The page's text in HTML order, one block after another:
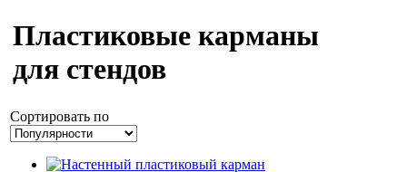
Пластиковые карманы
для стендов
Сортировать по